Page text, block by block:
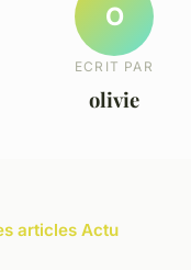
O
ECRIT PAR
olivie
articles Actu